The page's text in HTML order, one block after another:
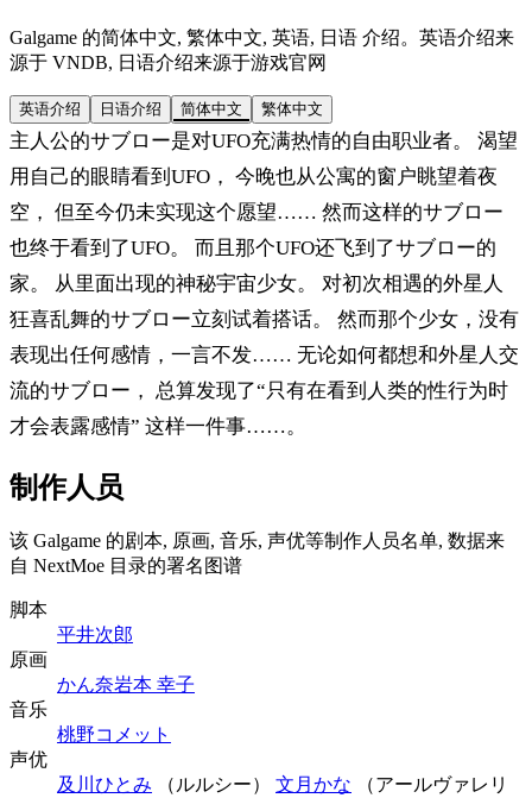
Galgame 的简体中文, 繁体中文, 英语, 日语 介绍。英语介绍来
源于 VNDB, 日语介绍来源于游戏官网
英语介绍 日语介绍 简体中文 繁体中文
主人公的サブロー是对UFO充满热情的自由职业者。 渴望
用自己的眼睛看到UFO， 今晚也从公寓的窗户眺望着夜
空， 但至今仍未实现这个愿望…… 然而这样的サブロー
也终于看到了UFO。 而且那个UFO还飞到了サブロー的
家。 从里面出现的神秘宇宙少女。 对初次相遇的外星人
狂喜乱舞的サブロー立刻试着搭话。 然而那个少女，没有
表现出任何感情，一言不发…… 无论如何都想和外星人交
流的サブロー， 总算发现了“只有在看到人类的性行为时
才会表露感情” 这样一件事……。
制作人员
该 Galgame 的剧本, 原画, 音乐, 声优等制作人员名单, 数据来
自 NextMoe 目录的署名图谱
脚本
平井次郎
原画
かん奈岩本 幸子
音乐
桃野コメット
声优
及川ひとみ （ルルシー） 文月かな （アールヴァレリ